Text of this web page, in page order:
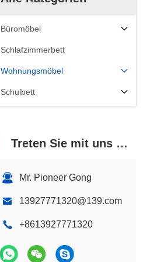
Büromöbel
Schlafzimmerbett
Wohnungsmöbel
Schulbett
Treten Sie mit uns in Verbindung
Mr. Pioneer Gong
13927771320@139.com
+8613927771320